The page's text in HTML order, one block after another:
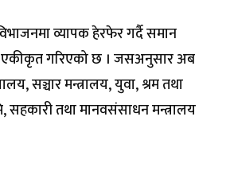
व्यापक हेरफेर गर्दै समान
एकीकृत गरिएको छ । जसअनुसार अब
सञ्चार मन्त्रालय, युवा, श्रम तथा
सहकारी तथा मानवसंसाधन मन्त्रालय